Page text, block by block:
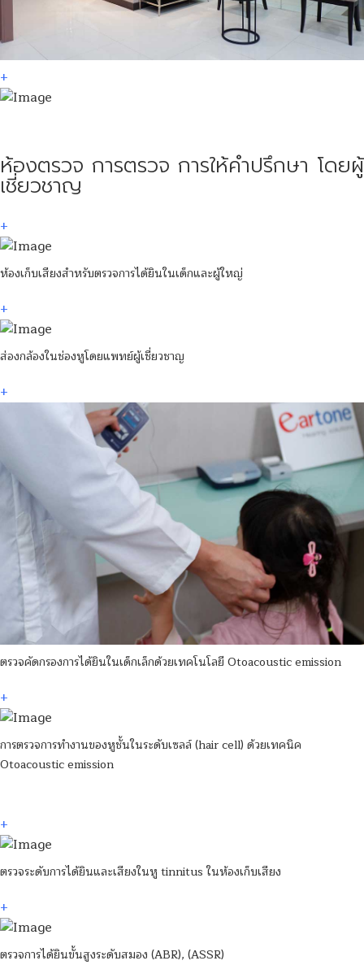
+
ห้องตรวจ การตรวจ การให้คำปรึกษา โดยผู้
เชี่ยวชาญ
+
ห้องเก็บเสียงสำหรับตรวจการได้ยินในเด็กและผู้ใหญ่
+
ส่องกล้องในช่องหูโดยแพทย์ผู้เชี่ยวชาญ
+
ตรวจคัดกรองการได้ยินในเด็กเล็กด้วยเทคโนโลยี Otoacoustic emission
+
การตรวจการทำงานของหูชั้นในระดับเซลล์ (hair cell) ด้วยเทคนิค
Otoacoustic emission
+
ตรวจระดับการได้ยินและเสียงในหู tinnitus ในห้องเก็บเสียง
+
ตรวจการได้ยินขั้นสูงระดับสมอง (ABR), (ASSR)